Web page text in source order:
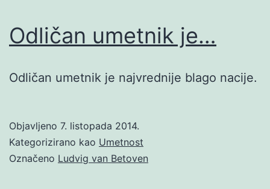
Odličan umetnik je…
Odličan umetnik je najvrednije blago nacije.
Objavljeno 7. listopada 2014.
Kategorizirano kao Umetnost
Označeno Ludvig van Betoven